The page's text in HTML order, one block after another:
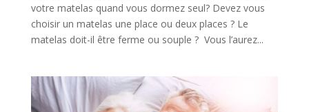
votre matelas quand vous dormez seul? Devez vous
choisir un matelas une place ou deux places ? Le
matelas doit-il être ferme ou souple ? Vous l’aurez...